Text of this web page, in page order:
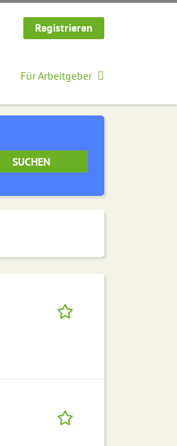
Registrieren
Für Arbeitgeber